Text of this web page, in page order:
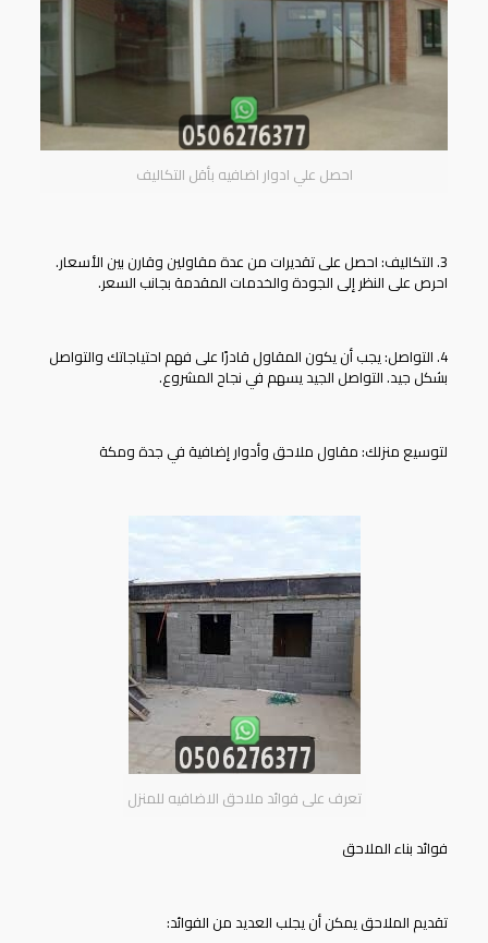
احصل علي ادوار اضافيه بأقل التكاليف
3. التكاليف: احصل على تقديرات من عدة مقاولين وقارن بين الأسعار.
احرص على النظر إلى الجودة والخدمات المقدمة بجانب السعر.
4. التواصل: يجب أن يكون المقاول قادرًا على فهم احتياجاتك والتواصل
بشكل جيد. التواصل الجيد يسهم في نجاح المشروع.
لتوسيع منزلك: مقاول ملاحق وأدوار إضافية في جدة ومكة
تعرف على فوائد ملاحق الاضافيه للمنزل
فوائد بناء الملاحق
تقديم الملاحق يمكن أن يجلب العديد من الفوائد: